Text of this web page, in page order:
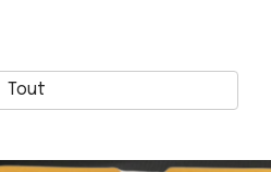
Tout